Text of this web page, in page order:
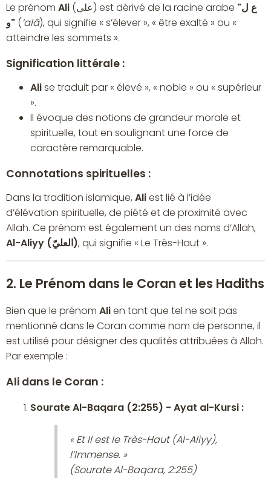
Le prénom Ali (علي) est dérivé de la racine arabe "ع ل
و" (‘alā), qui signifie « s’élever », « être exalté » ou «
atteindre les sommets ».
Signification littérale :
Alise traduit par « élevé », « noble » ou « supérieur
».
Il évoque des notions de grandeur morale et
spirituelle, tout en soulignant une force de
caractère remarquable.
Connotations spirituelles :
Dans la tradition islamique, Aliest lié à l’idée
d’élévation spirituelle, de piété et de proximité avec
Allah. Ce prénom est également un des noms d’Allah,
Al-Aliyy (العليّ), qui signifie « Le Très-Haut ».
2. Le Prénom dans le Coran et les Hadiths
Bien que le prénom Alien tant que tel ne soit pas
mentionné dans le Coran comme nom de personne, il
est utilisé pour désigner des qualités attribuées à Allah.
Par exemple :
Ali dans le Coran :
Sourate Al-Baqara (2:255) - Ayat al-Kursi :
« Et Il est le Très-Haut (Al-Aliyy),
l’Immense. »
(Sourate Al-Baqara, 2:255)